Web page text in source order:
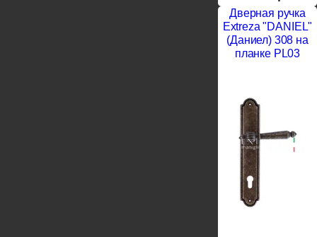
Дверная ручка
Extreza "DANIEL"
(Даниел) 308 на
планке PL03